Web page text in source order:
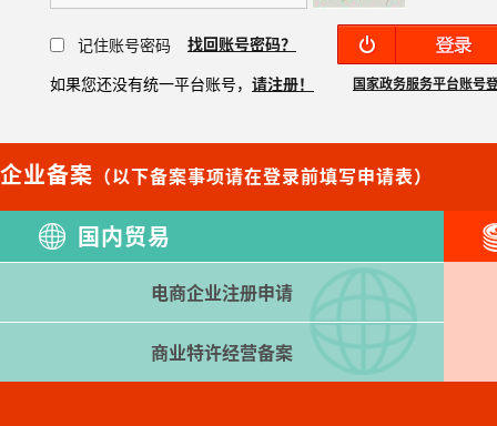
记住账号密码
找回账号密码？
如果您还没有统一平台账号， 请注册！ 国家政务服务平台账号
企业备案 （以下备案事项请在登录前填写申请表）
国内贸易
电商企业注册申请
商业特许经营备案